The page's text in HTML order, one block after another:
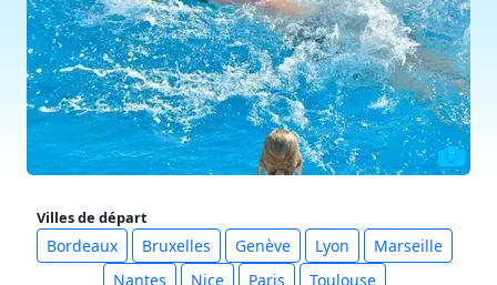
Villes de départ
Bordeaux Bruxelles Genève Lyon
Marseille
Nantes
Nice Paris Toulouse